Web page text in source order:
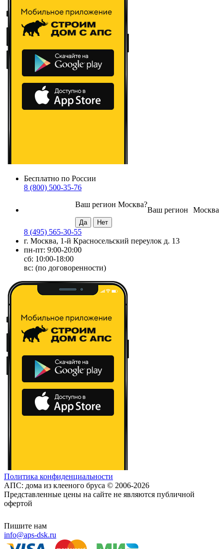
Бесплатно по России
8 (800) 500-35-76
Москва
Ваш регион
Ваш регион Москва?
8 (495) 565-30-55
г. Москва, 1-й Красносельский переулок д. 13
пн-пт: 9:00-20:00
сб: 10:00-18:00
вс: (по договоренности)
Политика конфиденциальности
АПС: дома из клееного бруса © 2006-2026
Представленные цены на сайте не являются публичной
офертой
Пишите нам
info@aps-dsk.ru